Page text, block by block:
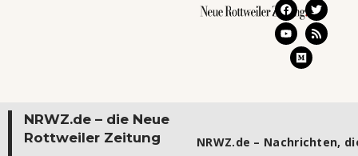
NRWZ.de – die Neue
Rottweiler Zeitung
NRWZ.de – Nachrichten,